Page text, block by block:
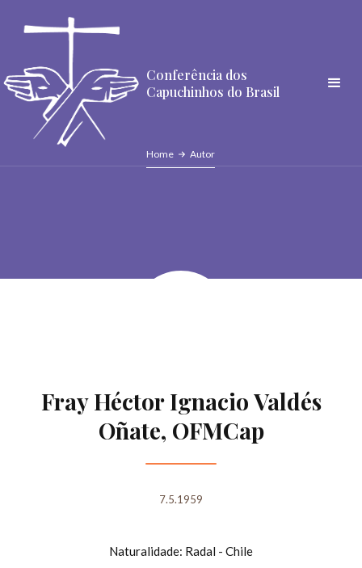
Conferência dos
Capuchinhos do Brasil
Home Autor
Fray Héctor Ignacio Valdés
Oñate, OFMCap
7.5.1959
Naturalidade: Radal - Chile